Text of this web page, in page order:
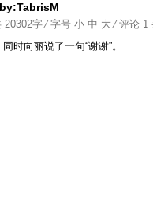
by:TabrisM
20302字 ⁄ 字号 小 中 大 ⁄评论 1
向丽说了一句“谢谢”。